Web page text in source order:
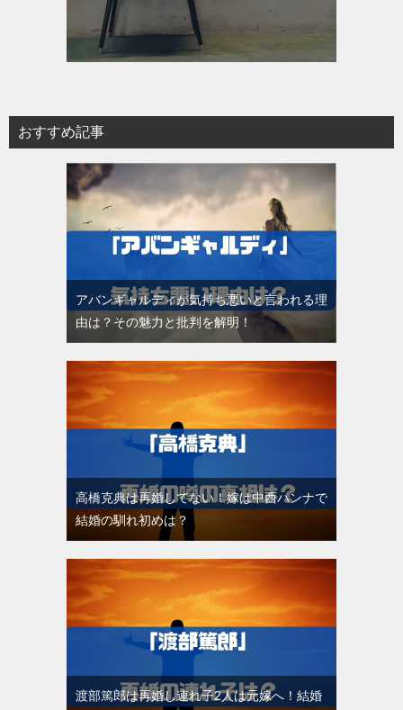
おすすめ記事
アバンギャルディが気持ち悪いと言われる理
由は？その魅力と批判を解明！
高橋克典は再婚してない！嫁は中西ハンナで
結婚の馴れ初めは？
渡部篤郎は再婚し連れ子2人は元嫁へ！結婚